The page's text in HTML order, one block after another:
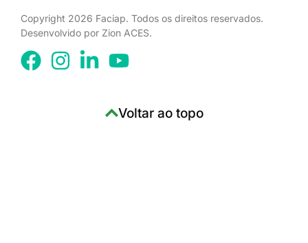
Copyright 2026 Faciap. Todos os direitos reservados.
Desenvolvido por Zion ACES.
Voltar ao topo